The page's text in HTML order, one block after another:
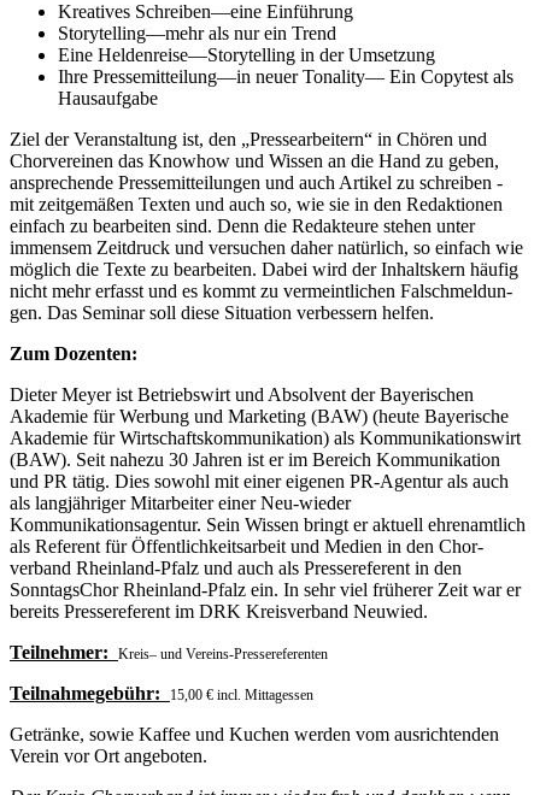
Kreatives Schreiben—eine Einführung
Storytelling—mehr als nur ein Trend
Eine Heldenreise—Storytelling in der Um­setzung
Ihre Pressemitteilung—in neuer Tonality— Ein Copytest als
Hausaufgabe
Ziel der Veranstaltung ist, den „Pressearbeitern“ in Chören und
Chorvereinen das Knowhow und Wissen an die Hand zu geben,
ansprechende Pressemitteilungen und auch Artikel zu schreiben -
mit zeitgemäßen Texten und auch so, wie sie in den Redaktionen
einfach zu bearbeiten sind. Denn die Redakteure stehen unter
immensem Zeitdruck und versuchen daher natürlich, so ein­fach wie
möglich die Texte zu bearbeiten. Dabei wird der Inhaltskern häufig
nicht mehr erfasst und es kommt zu vermeintlichen Falschmeldun­
gen. Das Seminar soll diese Situation verbessern helfen.
Zum Dozenten:
Dieter Meyer ist Betriebswirt und Absolvent der Bayerischen
Akademie für Werbung und Marketing (BAW) (heute Bayerische
Akademie für Wirtschaftskommunikation) als Kommuni­kationswirt
(BAW). Seit nahezu 30 Jahren ist er im Bereich Kommunikation
und PR tätig. Dies sowohl mit einer eigenen PR-Agentur als auch
als langjähriger Mitarbeiter einer Neu-wieder
Kommunikationsagentur. Sein Wissen bringt er aktuell ehrenamtlich
als Referent für Öffentlichkeitsarbeit und Medien in den Chor­
verband Rheinland-Pfalz und auch als Presse­referent in den
SonntagsChor Rheinland-Pfalz ein. In sehr viel früherer Zeit war er
bereits Pressereferent im DRK Kreisverband Neuwied.
Teilnehmer:
Kreis– und Vereins-Pressereferenten
Teilnahmegebühr: 15,00 € incl. Mittagessen
Getränke, sowie Kaffee und Kuchen werden vom ausrichtenden
Verein vor Ort angeboten.